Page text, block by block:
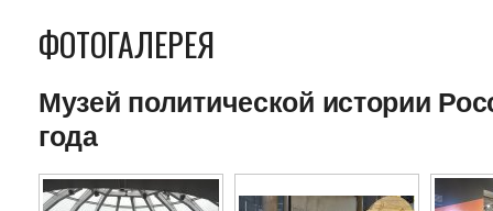
ФОТОГАЛЕРЕЯ
Музей политической истории
года